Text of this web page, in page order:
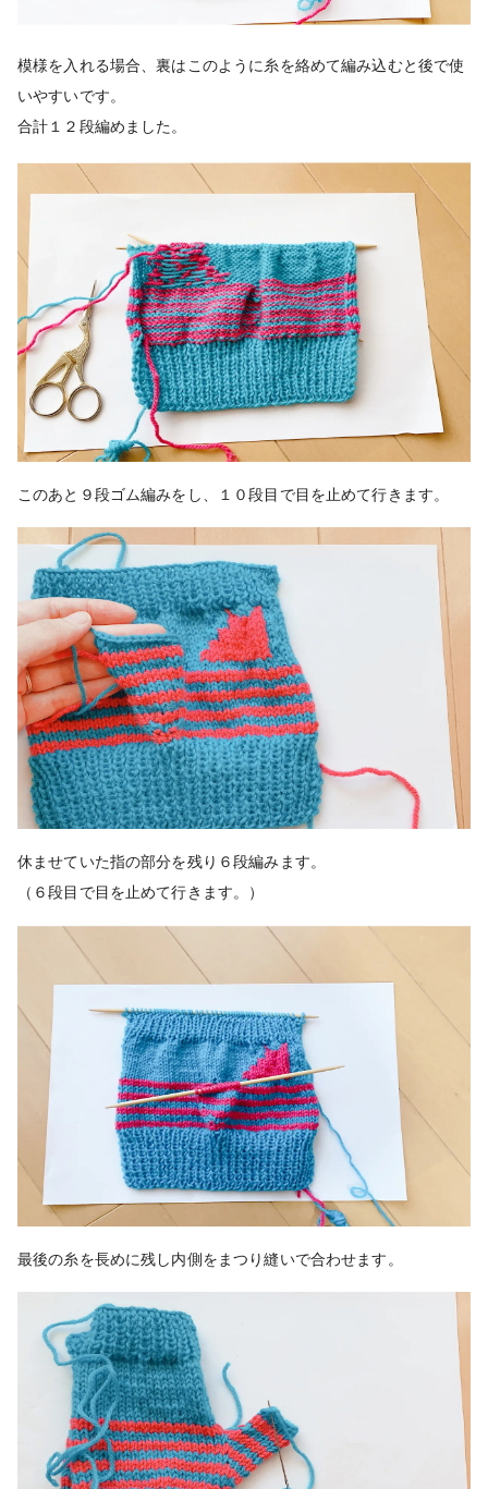
模様を入れる場合、裏はこのように糸を絡めて編み込むと後で使
いやすいです。
合計１２段編めました。
このあと９段ゴム編みをし、１０段目で目を止めて行きます。
休ませていた指の部分を残り６段編みます。
（６段目で目を止めて行きます。）
最後の糸を長めに残し内側をまつり縫いで合わせます。